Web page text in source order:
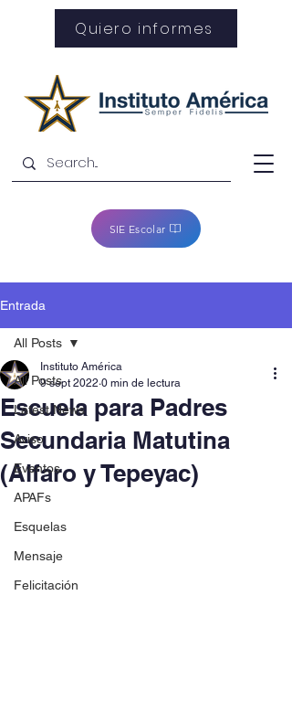
SIE Escolar
Quiero informes
Entrada
All Posts
Latest News
Aviso
Eventos
APAFs
Esquelas
Mensaje
Felicitación
All Posts
Escuela para Padres
Secundaria Matutina
(Alfaro y Tepeyac)
Instituto América
9 sept 2022 0 min de lectura